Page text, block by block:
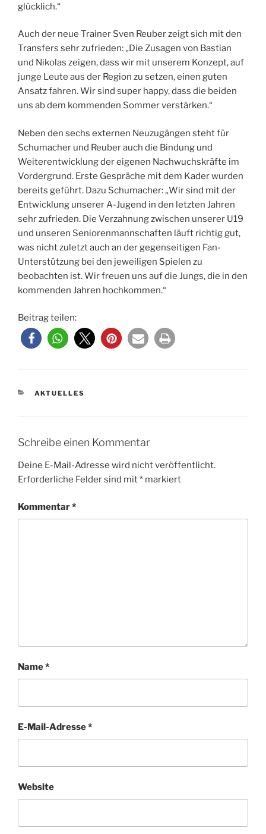
glücklich.“
Auch der neue Trainer Sven Reuber zeigt sich mit den
Transfers sehr zufrieden: „Die Zusagen von Bastian
und Nikolas zeigen, dass wir mit unserem Konzept, auf
junge Leute aus der Region zu setzen, einen guten
Ansatz fahren. Wir sind super happy, dass die beiden
uns ab dem kommenden Sommer verstärken.“
Neben den sechs externen Neuzugängen steht für
Schumacher und Reuber auch die Bindung und
Weiterentwicklung der eigenen Nachwuchskräfte im
Vordergrund. Erste Gespräche mit dem Kader wurden
bereits geführt. Dazu Schumacher: „Wir sind mit der
Entwicklung unserer A-Jugend in den letzten Jahren
sehr zufrieden. Die Verzahnung zwischen unserer U19
und unseren Seniorenmannschaften läuft richtig gut,
was nicht zuletzt auch an der gegenseitigen Fan-
Unterstützung bei den jeweiligen Spielen zu
beobachten ist. Wir freuen uns auf die Jungs, die in den
kommenden Jahren hochkommen.“
Beitrag teilen:
KATEGORIEN
AKTUELLES
Schreibe einen Kommentar
Deine E-Mail-Adresse wird nicht veröffentlicht.
Erforderliche Felder sind mit* markiert
Kommentar*
Name*
E-Mail-Adresse*
Website